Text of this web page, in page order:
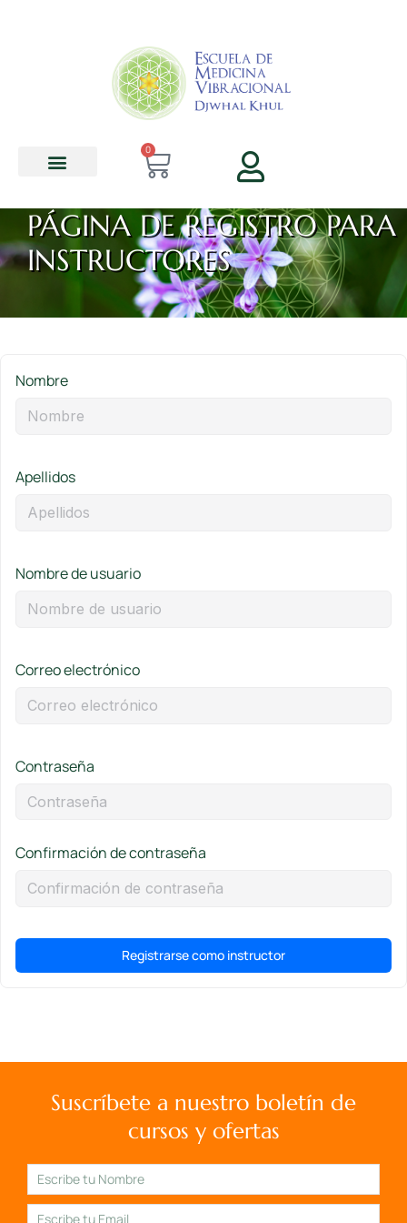
0
PÁGINA DE REGISTRO PARA
INSTRUCTORES
Nombre
Apellidos
Nombre de usuario
Correo electrónico
Contraseña
Confirmación de contraseña
Registrarse como instructor
Suscríbete a nuestro boletín de
cursos y ofertas